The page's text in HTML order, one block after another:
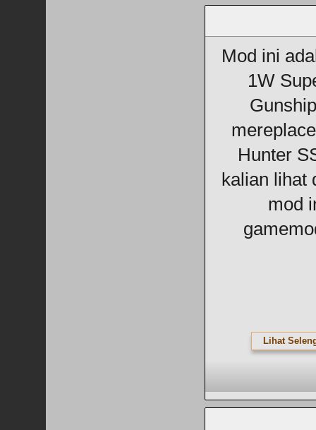
Mod ini
1W
Hunter
kalian lihat
mod
Lihat